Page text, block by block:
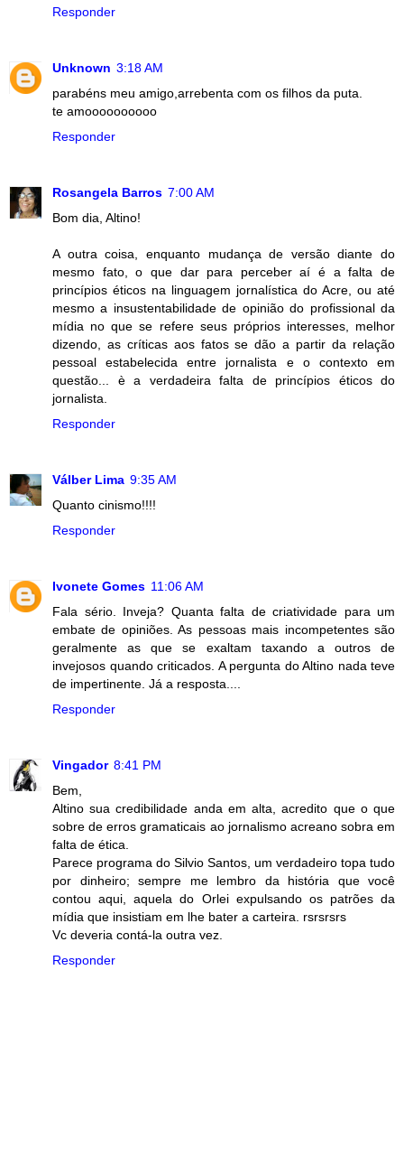
Responder
Unknown 3:18 AM
parabéns meu amigo,arrebenta com os filhos da puta.
te amoooooooooo
Responder
Rosangela Barros 7:00 AM
Bom dia, Altino!
A outra coisa, enquanto mudança de versão diante do
mesmo fato, o que dar para perceber aí é a falta de
princípios éticos na linguagem jornalística do Acre, ou até
mesmo a insustentabilidade de opinião do profissional da
mídia no que se refere seus próprios interesses, melhor
dizendo, as críticas aos fatos se dão a partir da relação
pessoal estabelecida entre jornalista e o contexto em
questão... è a verdadeira falta de princípios éticos do
jornalista.
Responder
Válber Lima 9:35 AM
Quanto cinismo!!!!
Responder
Ivonete Gomes 11:06 AM
Fala sério. Inveja? Quanta falta de criatividade para um
embate de opiniões. As pessoas mais incompetentes são
geralmente as que se exaltam taxando a outros de
invejosos quando criticados. A pergunta do Altino nada teve
de impertinente. Já a resposta....
Responder
Vingador 8:41 PM
Bem,
Altino sua credibilidade anda em alta, acredito que o que
sobre de erros gramaticais ao jornalismo acreano sobra em
falta de ética.
Parece programa do Silvio Santos, um verdadeiro topa tudo
por dinheiro; sempre me lembro da história que você
contou aqui, aquela do Orlei expulsando os patrões da
mídia que insistiam em lhe bater a carteira. rsrsrsrs
Vc deveria contá-la outra vez.
Responder